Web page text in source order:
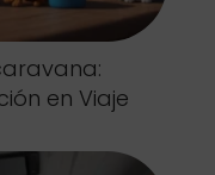
en Viaje